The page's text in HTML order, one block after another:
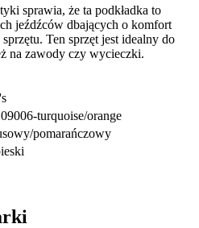
sprawia, że ta podkładka to
jeźdźców dbających o komfort
Ten sprzęt jest idealny do
na zawody czy wycieczki.
turquoise/orange
pomarańczowy